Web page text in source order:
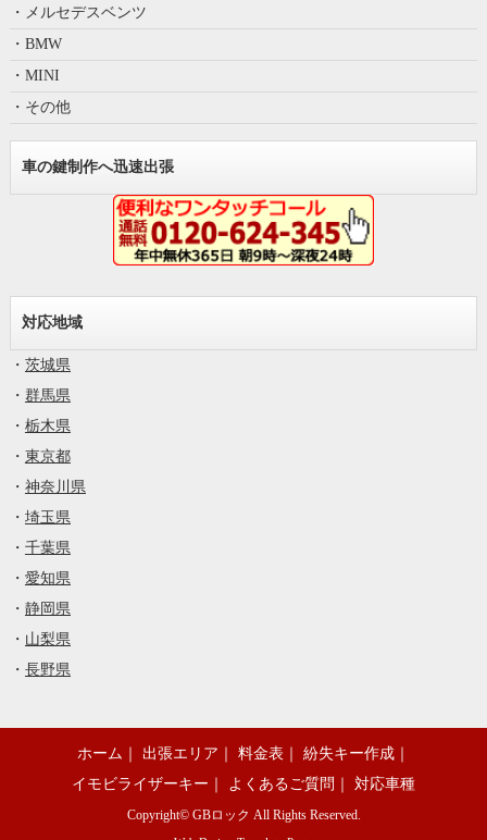
・メルセデスベンツ
・BMW
・MINI
・その他
車の鍵制作へ迅速出張
対応地域
・ 茨城県
・ 群馬県
・ 栃木県
・ 東京都
・ 神奈川県
・ 埼玉県
・ 千葉県
・ 愛知県
・ 静岡県
・ 山梨県
・ 長野県
ホーム 出張エリア 料金表 紛失キー作成
イモビライザーキー
よくあるご質問 対応車種
Copyright© GBロック All Rights Reserved.